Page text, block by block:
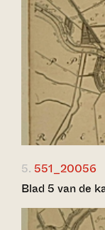
5. 551_20056
Blad 5 van de